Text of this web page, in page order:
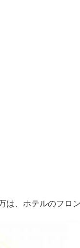
は、ホテルのフロ